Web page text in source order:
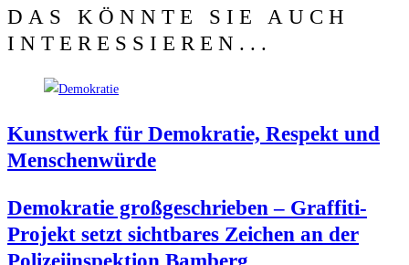
DAS KÖNNTE SIE AUCH
INTERESSIEREN...
Kunst­werk für Demo­kra­tie, Respekt und
Menschenwürde
Demo­kra­tie groß­ge­schrie­ben – Graf­fi­ti-
Pro­jekt setzt sicht­ba­res Zei­chen an der